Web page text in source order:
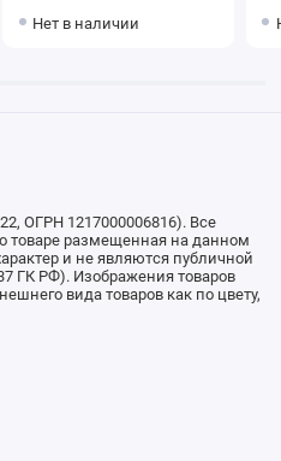
Нет в наличии
ОГРН 1217000006816). Все
товаре размещенная на данном
и не являются публичной
ГК РФ). Изображения товаров
вида товаров как по цвету,